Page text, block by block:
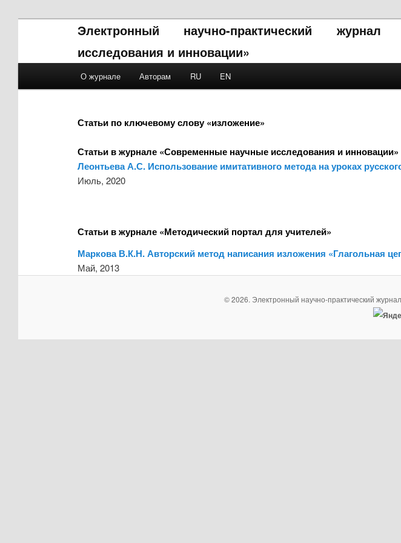
Электронный научно-практический
исследования и инновации»
Skip to primary content
Skip to secondary content
О журнале Авторам RU EN
Статьи по ключевому слову «изложение»
Статьи в журнале «Современные научные исследования и инновации»
Леонтьева А.С. Использование имитативного метода на уроках
Июль, 2020
Статьи в журнале «Методический портал для учителей»
Маркова В.К.Н. Авторский метод написания изложения «Глагольная
Май, 2013
© 2026. Электронный научно-практический